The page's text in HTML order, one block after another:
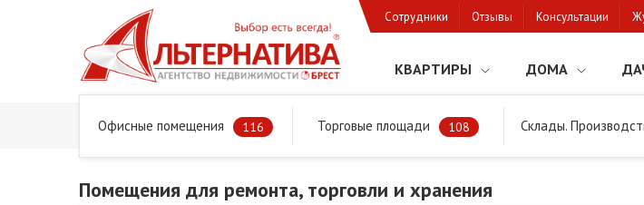
Сотрудники Отзывы Консультации
КВАРТИРЫ ДОМА
Офисные помещения 116 Торговые площади 108 Склады.
Главная Предложения Коммерческая недвижимость ремонт, торговля, хранение
Помещения для ремонта, торговли и хранения